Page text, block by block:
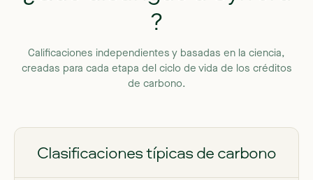
?
Calificaciones independientes y basadas en la ciencia,
creadas para cada etapa del ciclo de vida de los créditos
de carbono.
Clasificaciones típicas de carbono